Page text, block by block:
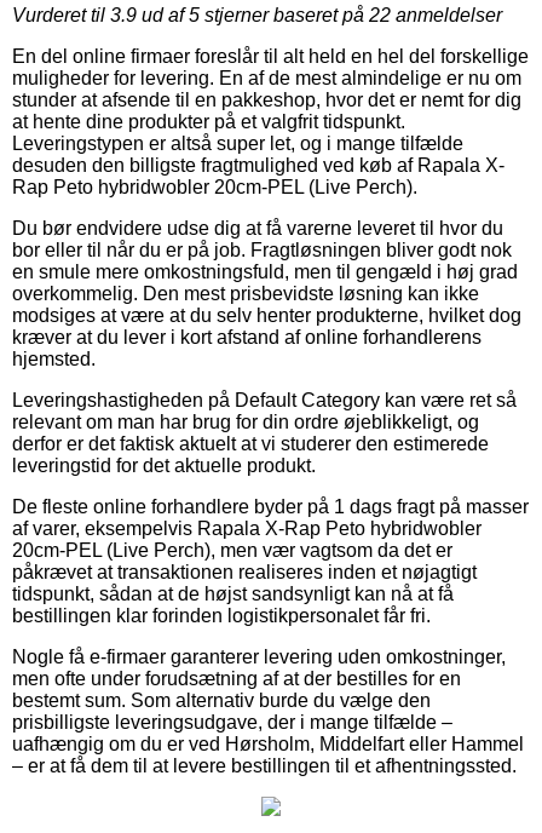
Vurderet til 3.9 ud af 5 stjerner baseret på 22 anmeldelser
En del online firmaer foreslår til alt held en hel del forskellige
muligheder for levering. En af de mest almindelige er nu om
stunder at afsende til en pakkeshop, hvor det er nemt for dig
at hente dine produkter på et valgfrit tidspunkt.
Leveringstypen er altså super let, og i mange tilfælde
desuden den billigste fragtmulighed ved køb af Rapala X-
Rap Peto hybridwobler 20cm-PEL (Live Perch).
Du bør endvidere udse dig at få varerne leveret til hvor du
bor eller til når du er på job. Fragtløsningen bliver godt nok
en smule mere omkostningsfuld, men til gengæld i høj grad
overkommelig. Den mest prisbevidste løsning kan ikke
modsiges at være at du selv henter produkterne, hvilket dog
kræver at du lever i kort afstand af online forhandlerens
hjemsted.
Leveringshastigheden på Default Category kan være ret så
relevant om man har brug for din ordre øjeblikkeligt, og
derfor er det faktisk aktuelt at vi studerer den estimerede
leveringstid for det aktuelle produkt.
De fleste online forhandlere byder på 1 dags fragt på masser
af varer, eksempelvis Rapala X-Rap Peto hybridwobler
20cm-PEL (Live Perch), men vær vagtsom da det er
påkrævet at transaktionen realiseres inden et nøjagtigt
tidspunkt, sådan at de højst sandsynligt kan nå at få
bestillingen klar forinden logistikpersonalet får fri.
Nogle få e-firmaer garanterer levering uden omkostninger,
men ofte under forudsætning af at der bestilles for en
bestemt sum. Som alternativ burde du vælge den
prisbilligste leveringsudgave, der i mange tilfælde –
uafhængig om du er ved Hørsholm, Middelfart eller Hammel
– er at få dem til at levere bestillingen til et afhentningssted.